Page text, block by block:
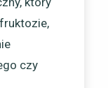
czy